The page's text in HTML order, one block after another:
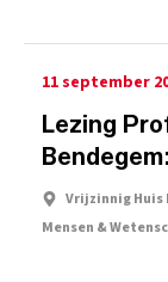
11 september
Lezing
Vrijzinnig Huis
Mensen &